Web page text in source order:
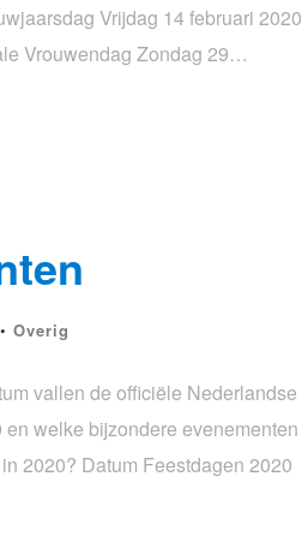
Vrijdag 14 februari 2020
Vrouwendag Zondag 29…
• Overig
vallen de officiële Nederlandse
welke bijzondere evenementen
2020? Datum Feestdagen 2020